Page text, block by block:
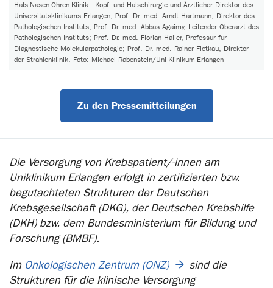
Hals-Nasen-Ohren-Klinik - Kopf- und Halschirurgie und Ärztlicher Direktor des
Universitätsklinikums Erlangen; Prof. Dr. med. Arndt Hartmann, Direktor des
Pathologischen Instituts; Prof. Dr. med. Abbas Agaimy, Leitender Oberarzt des
Pathologischen Instituts; Prof. Dr. med. Florian Haller, Professur für
Diagnostische Molekularpathologie; Prof. Dr. med. Rainer Fietkau, Direktor
der Strahlenklinik. Foto: Michael Rabenstein/Uni-Klinikum-Erlangen
Zu den Pressemitteilungen
Die Versorgung von Krebspatient/-innen am
Uniklinikum Erlangen erfolgt in zertifizierten bzw.
begutachteten Strukturen der Deutschen
Krebsgesellschaft (DKG), der Deutschen Krebshilfe
(DKH) bzw. dem Bundesministerium für Bildung und
Forschung (BMBF).
Im Onkologischen Zentrum (ONZ)
sind die
Strukturen für die klinische Versorgung